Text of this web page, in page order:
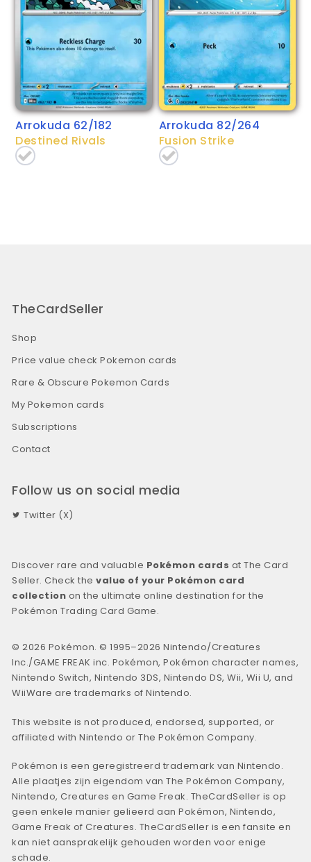
Arrokuda 62/182
Destined Rivals
Arrokuda 82/264
Fusion Strike
TheCardSeller
Shop
Price value check Pokemon cards
Rare & Obscure Pokemon Cards
My Pokemon cards
Subscriptions
Contact
Follow us on social media
Twitter (X)
Discover rare and valuable Pokémon cards at The Card
Seller. Check thevalue of your Pokémon card
collection on the ultimate online destination for the
Pokémon Trading Card Game.
© 2026 Pokémon. © 1995–2026 Nintendo/Creatures
Inc./GAME FREAK inc. Pokémon, Pokémon character names,
Nintendo Switch, Nintendo 3DS, Nintendo DS, Wii, Wii U, and
WiiWare are trademarks of Nintendo.
This website is not produced, endorsed, supported, or
affiliated with Nintendo or The Pokémon Company.
Pokémon is een geregistreerd trademark van Nintendo.
Alle plaatjes zijn eigendom van The Pokémon Company,
Nintendo, Creatures en Game Freak. TheCardSeller is op
geen enkele manier gelieerd aan Pokémon, Nintendo,
Game Freak of Creatures. TheCardSeller is een fansite en
kan niet aansprakelijk gehouden worden voor enige
schade.